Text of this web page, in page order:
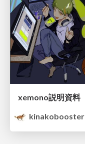
xemono説明資料
kinakobooster